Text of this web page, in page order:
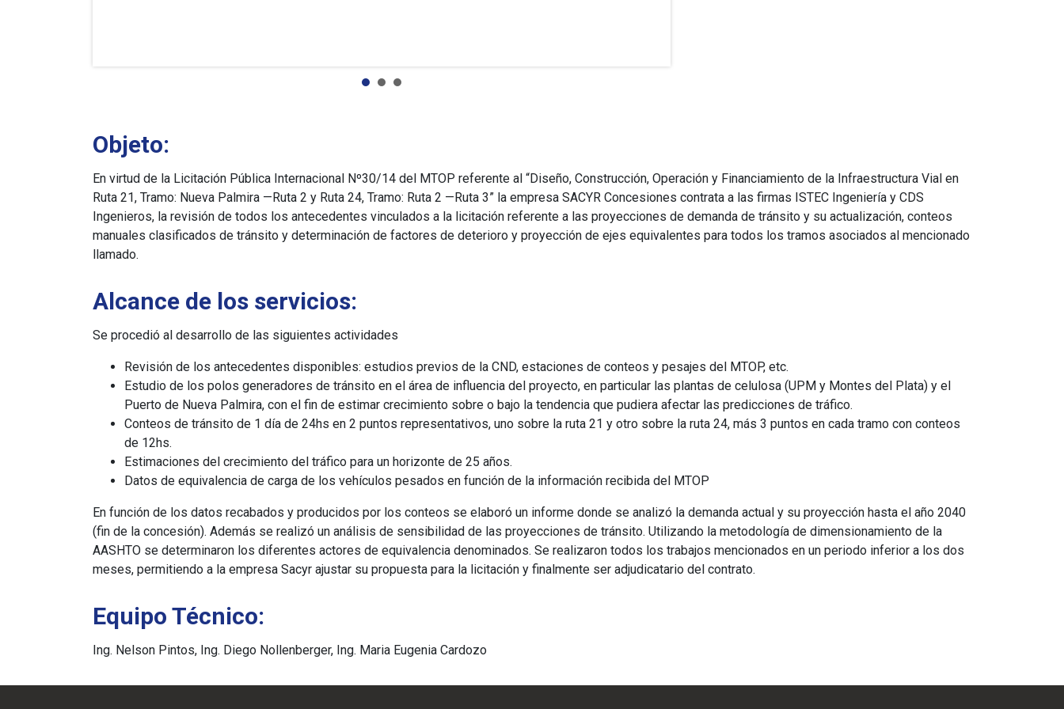
Objeto:
En virtud de la Licitación Pública Internacional Nº30/14 del MTOP referente al “Diseño, Construcción, Operación y Financiamiento de la Infraestructura Vial en
Ruta 21, Tramo: Nueva Palmira —Ruta 2 y Ruta 24, Tramo: Ruta 2 —Ruta 3” la empresa SACYR Concesiones contrata a las firmas ISTEC Ingeniería y CDS
Ingenieros, la revisión de todos los antecedentes vinculados a la licitación referente a las proyecciones de demanda de tránsito y su actualización, conteos
manuales clasificados de tránsito y determinación de factores de deterioro y proyección de ejes equivalentes para todos los tramos asociados al mencionado
llamado.
Alcance de los servicios:
Se procedió al desarrollo de las siguientes actividades
Revisión de los antecedentes disponibles: estudios previos de la CND, estaciones de conteos y pesajes del MTOP, etc.
Estudio de los polos generadores de tránsito en el área de influencia del proyecto, en particular las plantas de celulosa (UPM y Montes del Plata) y el
Puerto de Nueva Palmira, con el fin de estimar crecimiento sobre o bajo la tendencia que pudiera afectar las predicciones de tráfico.
Conteos de tránsito de 1 día de 24hs en 2 puntos representativos, uno sobre la ruta 21 y otro sobre la ruta 24, más 3 puntos en cada tramo con conteos
de 12hs.
Estimaciones del crecimiento del tráfico para un horizonte de 25 años.
Datos de equivalencia de carga de los vehículos pesados en función de la información recibida del MTOP
En función de los datos recabados y producidos por los conteos se elaboró un informe donde se analizó la demanda actual y su proyección hasta el año 2040
(fin de la concesión). Además se realizó un análisis de sensibilidad de las proyecciones de tránsito. Utilizando la metodología de dimensionamiento de la
AASHTO se determinaron los diferentes actores de equivalencia denominados. Se realizaron todos los trabajos mencionados en un periodo inferior a los dos
meses, permitiendo a la empresa Sacyr ajustar su propuesta para la licitación y finalmente ser adjudicatario del contrato.
Equipo Técnico:
Ing. Nelson Pintos, Ing. Diego Nollenberger, Ing. Maria Eugenia Cardozo